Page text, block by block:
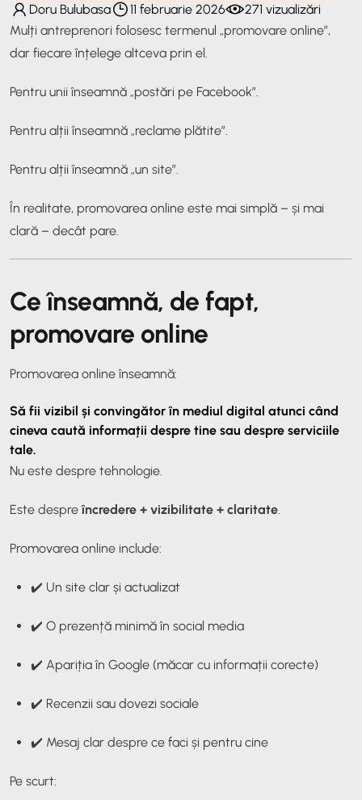
Doru Bulubasa 11 februarie 2026
271 vizualizări
Mulți antreprenori folosesc termenul „promovare online”,
dar fiecare înțelege altceva prin el.
Pentru unii înseamnă „postări pe Facebook”.
Pentru alții înseamnă „reclame plătite”.
Pentru alții înseamnă „un site”.
În realitate, promovarea online este mai simplă – și mai
clară – decât pare.
Ce înseamnă, de fapt,
promovare online
Promovarea online înseamnă:
Să fii vizibil și convingător în mediul digital atunci când
cineva caută informații despre tine sau despre serviciile
tale.
Nu este despre tehnologie.
Este despreîncredere + vizibilitate + claritate
Promovarea online include:
✔️ Un site clar și actualizat
✔️ O prezență minimă în social media
✔️ Apariția în Google (măcar cu informații corecte)
✔️ Recenzii sau dovezi sociale
✔️ Mesaj clar despre ce faci și pentru cine
Pe scurt: